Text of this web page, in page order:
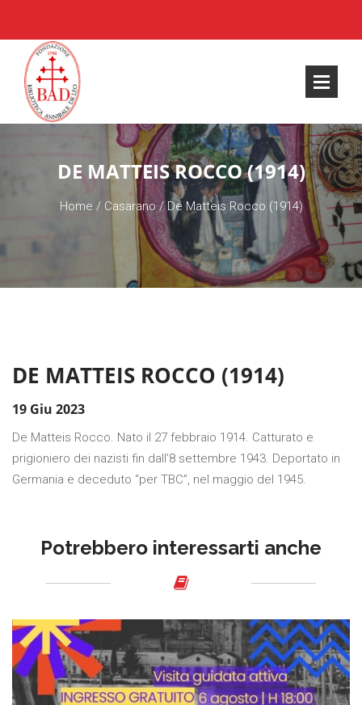
DE MATTEIS ROCCO (1914)
Home / Casarano/De Matteis Rocco (1914)
DE MATTEIS ROCCO (1914)
19 Giu 2023
De Matteis Rocco. Nato il 27 febbraio 1914. Catturato e
prigioniero dei nazisti fin dall’8 settembre 1943. Deportato in
Germania e deceduto “per TBC”, nel maggio del 1945.
Potrebbero interessarti anche